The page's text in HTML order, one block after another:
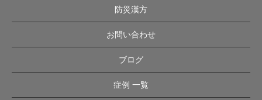
防災漢方
お問い合わせ
ブログ
症例 一覧